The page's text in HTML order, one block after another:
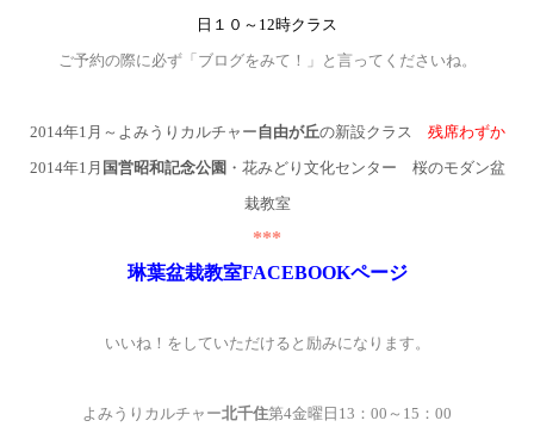
日１０～12時クラス
ご予約の際に必ず「ブログをみて！」と言ってくださいね。
2014年1 月～よみうりカルチャー自由が丘の新設クラス 残席わずか
2014年1 月 国営昭和記念公園 ・花みどり文化センター 桜のモダン盆
栽教室
***
琳葉盆栽教室FACEBOOKページ
いいね！をしていただけると励みになります。
よみうりカルチャー北千住第4金曜日13 ：00 ～15 ：00